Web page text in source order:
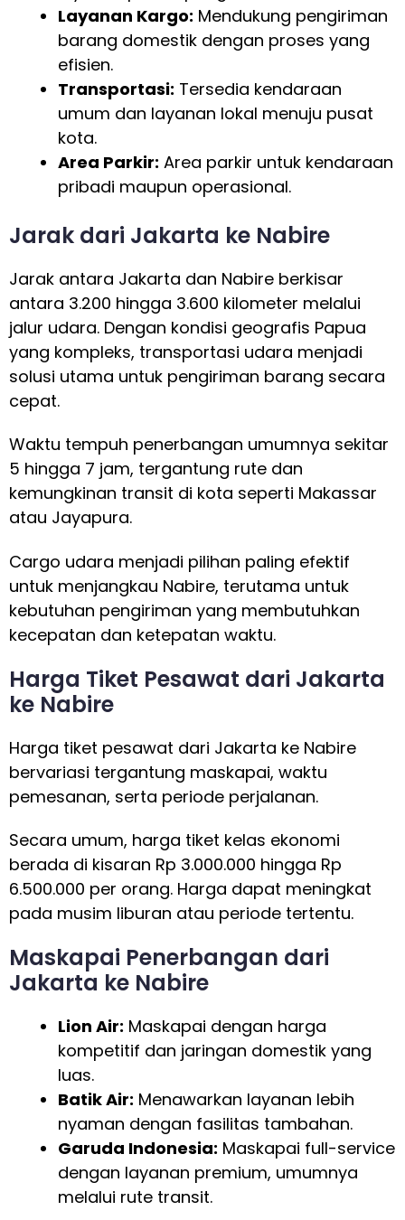
Layanan Kargo: Mendukung pengiriman
barang domestik dengan proses yang
efisien.
Transportasi: Tersedia kendaraan
umum dan layanan lokal menuju pusat
kota.
Area Parkir: Area parkir untuk kendaraan
pribadi maupun operasional.
Jarak dari Jakarta ke Nabire
Jarak antara Jakarta dan Nabire berkisar
antara 3.200 hingga 3.600 kilometer melalui
jalur udara. Dengan kondisi geografis Papua
yang kompleks, transportasi udara menjadi
solusi utama untuk pengiriman barang secara
cepat.
Waktu tempuh penerbangan umumnya sekitar
5 hingga 7 jam, tergantung rute dan
kemungkinan transit di kota seperti Makassar
atau Jayapura.
Cargo udara menjadi pilihan paling efektif
untuk menjangkau Nabire, terutama untuk
kebutuhan pengiriman yang membutuhkan
kecepatan dan ketepatan waktu.
Harga Tiket Pesawat dari Jakarta
ke Nabire
Harga tiket pesawat dari Jakarta ke Nabire
bervariasi tergantung maskapai, waktu
pemesanan, serta periode perjalanan.
Secara umum, harga tiket kelas ekonomi
berada di kisaran Rp 3.000.000 hingga Rp
6.500.000 per orang. Harga dapat meningkat
pada musim liburan atau periode tertentu.
Maskapai Penerbangan dari
Jakarta ke Nabire
Lion Air: Maskapai dengan harga
kompetitif dan jaringan domestik yang
luas.
Batik Air: Menawarkan layanan lebih
nyaman dengan fasilitas tambahan.
Garuda Indonesia: Maskapai full-service
dengan layanan premium, umumnya
melalui rute transit.